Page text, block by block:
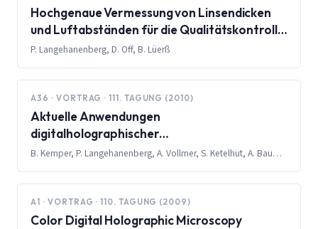
Hochgenaue Vermessung von Linsendicken
und Luftabständen für die Qualitätskontrolle
in der Optikfertigung
P. Langehanenberg, D. Off, B. Lüerß
A36 · VORTRAG · 111. TAGUNG (2010)
Aktuelle Anwendungen
digitalholographischer
Mikroskopieverfahren in den
Lebenswissenschaften
B. Kemper, P. Langehanenberg, A. Vollmer, S. Ketelhut, A. Bauwens, C. E. Rommel, J. Schnekenburger, J. Klokkers, B. Edemir, G. von Bally
A1 · VORTRAG · 110. TAGUNG (2009)
Color Digital Holographic Microscopy